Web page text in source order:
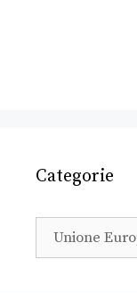
Categorie